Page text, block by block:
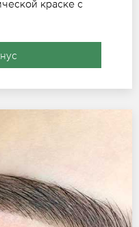
краске с